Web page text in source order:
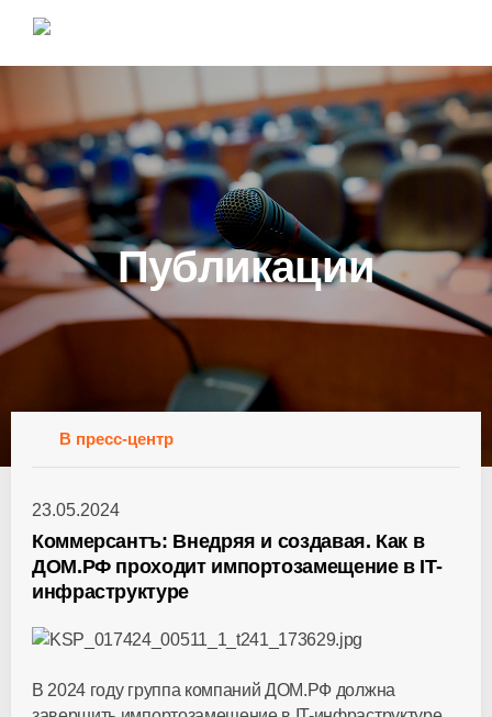
Публикации
В пресс-центр
23.05.2024
Коммерсантъ: Внедряя и создавая. Как в
ДОМ.РФ проходит импортозамещение в IT-
инфраструктуре
В 2024 году группа компаний ДОМ.РФ должна